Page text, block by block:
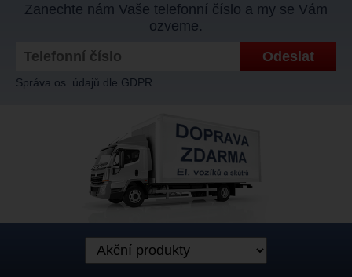
Zanechte nám Vaše telefonní číslo a my se Vám
ozveme.
Správa os. údajů dle GDPR